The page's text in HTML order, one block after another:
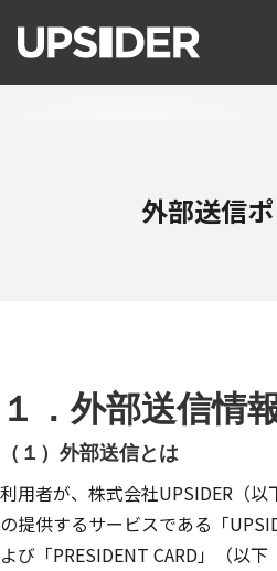
外部送信
１．外部送信情
（１）外部送信とは
利用者が、株式会社UPSIDER（以
の提供するサービスである「
よび「PRESIDENT CARD」（以